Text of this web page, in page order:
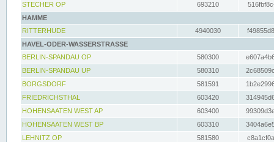
STECHER OP
693210
HAMME
RITTERHUDE
4940030
HAVEL-ODER-WASSERSTRASSE
BERLIN-SPANDAU OP
580300
BERLIN-SPANDAU UP
580310
BORGSDORF
581591
FRIEDRICHSTHAL
603420
HOHENSAATEN WEST AP
603400
HOHENSAATEN WEST BP
603310
LEHNITZ OP
581580